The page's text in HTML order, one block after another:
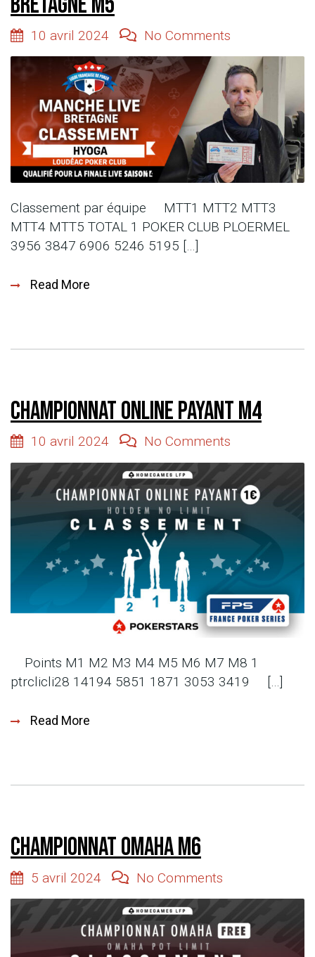
10 avril 2024 No Comments
Classement par équipe MTT1 MTT2 MTT3
MTT4 MTT5 TOTAL 1 POKER CLUB PLOERMEL
3956 3847 6906 5246 5195 […]
Read More
Championnat online payant M4
10 avril 2024 No Comments
Points M1 M2 M3 M4 M5 M6 M7 M8 1
ptrclicli28 14194 5851 1871 3053 3419 […]
Read More
Championnat Omaha M6
5 avril 2024 No Comments